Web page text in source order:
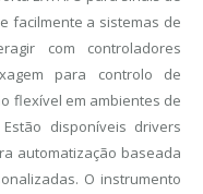
facilmente a sistemas de
com controladores
para controlo de
flexível em ambientes de
disponíveis drivers
automatização baseada
O instrumento